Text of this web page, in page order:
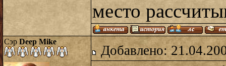
место
Сэр Deep Mike
Добавлено: